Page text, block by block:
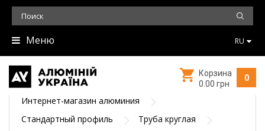
Меню RU
0
Корзина
0.00 грн
Интернет-магазин алюминия
Стандартный профиль
Труба круглая